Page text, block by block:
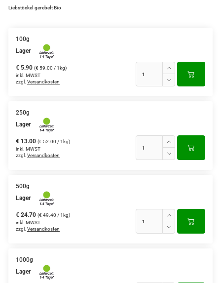
Liebstöckel gerebelt Bio
100g
Lager
€ 5.90 (€ 59.00 / 1kg)
inkl. MWST
zzgl. Versandkosten
250g
Lager
€ 13.00 (€ 52.00 / 1kg)
inkl. MWST
zzgl. Versandkosten
500g
Lager
€ 24.70 (€ 49.40 / 1kg)
inkl. MWST
zzgl. Versandkosten
1000g
Lager